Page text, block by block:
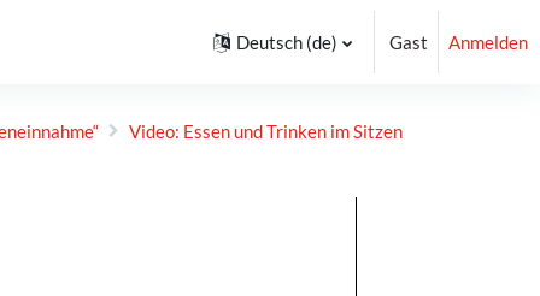
Deutsch ‎(de)‎ Gast Anmelden
Video: Essen und Trinken im Sitzen